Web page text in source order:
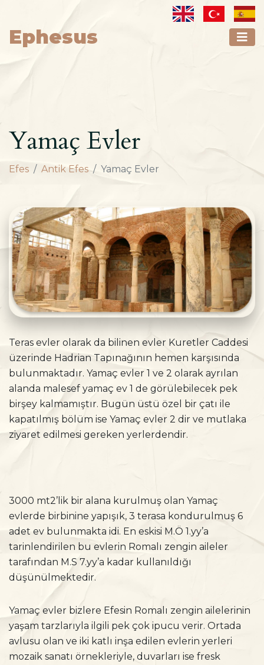
Ephesus
Yamaç Evler
Efes Antik Efes Yamaç Evler
Teras evler olarak da bilinen evler Kuretler Caddesi
üzerinde Hadrian Tapınağının hemen karşısında
bulunmaktadır. Yamaç evler 1 ve 2 olarak ayrılan
alanda malesef yamaç ev 1 de görülebilecek pek
birşey kalmamıştır. Bugün üstü özel bir çatı ile
kapatılmış bölüm ise Yamaç evler 2 dir ve mutlaka
ziyaret edilmesi gereken yerlerdendir.
3000 mt2’lik bir alana kurulmuş olan Yamaç
evlerde birbinine yapışık, 3 terasa kondurulmuş 6
adet ev bulunmakta idi. En eskisi M.Ö 1.yy’a
tarinlendirilen bu evlerin Romalı zengin aileler
tarafından M.S 7.yy’a kadar kullanıldığı
düşünülmektedir.
Yamaç evler bizlere Efesin Romalı zengin ailelerinin
yaşam tarzlarıyla ilgili pek çok ipucu verir. Ortada
avlusu olan ve iki katlı inşa edilen evlerin yerleri
mozaik sanatı örnekleriyle, duvarları ise fresk